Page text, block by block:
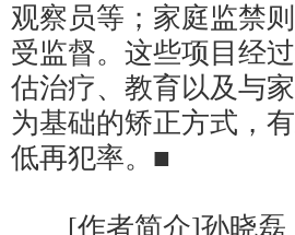
观察员等；家庭监禁
受监督。这些项目经
估治疗、教育以及与
为基础的矫正方式，
低再犯率。■
[作者简介]孙晓磊